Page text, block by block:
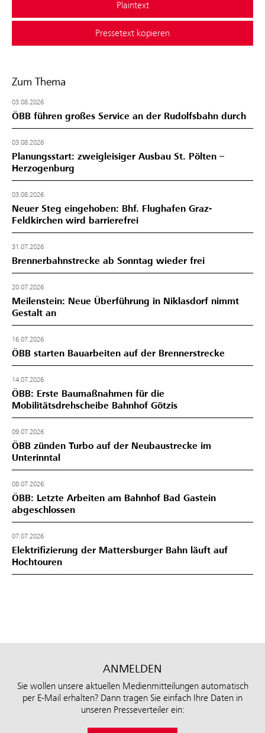
Plaintext
Pressetext kopieren
Zum Thema
03.08.2026
ÖBB führen großes Service an der Rudolfsbahn durch
03.08.2026
Planungsstart: zweigleisiger Ausbau St. Pölten –
Herzogenburg
03.08.2026
Neuer Steg eingehoben: Bhf. Flughafen Graz-
Feldkirchen wird barrierefrei
31.07.2026
Brennerbahnstrecke ab Sonntag wieder frei
20.07.2026
Meilenstein: Neue Überführung in Niklasdorf nimmt
Gestalt an
16.07.2026
ÖBB starten Bauarbeiten auf der Brennerstrecke
14.07.2026
ÖBB: Erste Baumaßnahmen für die
Mobilitätsdrehscheibe Bahnhof Götzis
09.07.2026
ÖBB zünden Turbo auf der Neubaustrecke im
Unterinntal
08.07.2026
ÖBB: Letzte Arbeiten am Bahnhof Bad Gastein
abgeschlossen
07.07.2026
Elektrifizierung der Mattersburger Bahn läuft auf
Hochtouren
ANMELDEN
Sie wollen unsere aktuellen Medienmitteilungen automatisch
per E-Mail erhalten? Dann tragen Sie einfach Ihre Daten in
unseren Presseverteiler ein: